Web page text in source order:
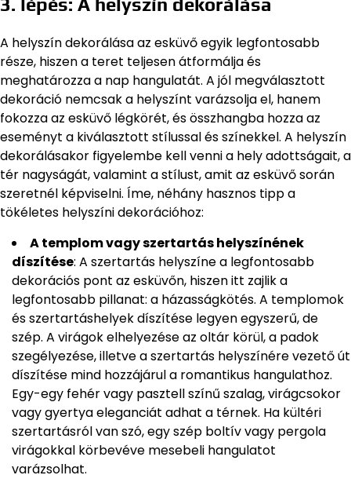
A helyszín dekorálása az esküvő egyik legfontosabb
része, hiszen a teret teljesen átformálja és
meghatározza a nap hangulatát. A jól megválasztott
dekoráció nemcsak a helyszínt varázsolja el, hanem
fokozza az esküvő légkörét, és összhangba hozza az
eseményt a kiválasztott stílussal és színekkel. A helyszín
dekorálásakor figyelembe kell venni a hely adottságait, a
tér nagyságát, valamint a stílust, amit az esküvő során
szeretnél képviselni. Íme, néhány hasznos tipp a
tökéletes helyszíni dekorációhoz:
A templom vagy szertartás helyszínének
díszítése: A szertartás helyszíne a legfontosabb
dekorációs pont az esküvőn, hiszen itt zajlik a
legfontosabb pillanat: a házasságkötés. A templomok
és szertartáshelyek díszítése legyen egyszerű, de
szép. A virágok elhelyezése az oltár körül, a padok
szegélyezése, illetve a szertartás helyszínére vezető út
díszítése mind hozzájárul a romantikus hangulathoz.
Egy-egy fehér vagy pasztell színű szalag, virágcsokor
vagy gyertya eleganciát adhat a térnek. Ha kültéri
szertartásról van szó, egy szép boltív vagy pergola
virágokkal körbevéve mesebeli hangulatot
varázsolhat.